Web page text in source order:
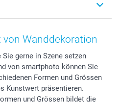
& Poster
Wanddekoration
gerne in Szene setzen
von smartphoto können Sie
Formen und Grössen
Kunstwert präsentieren.
und Grössen bildet die